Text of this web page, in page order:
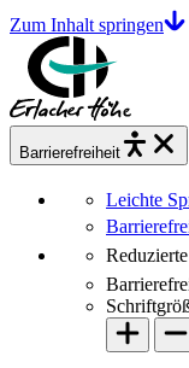
Zum Inhalt springen
Barrierefrei heit
Leichte